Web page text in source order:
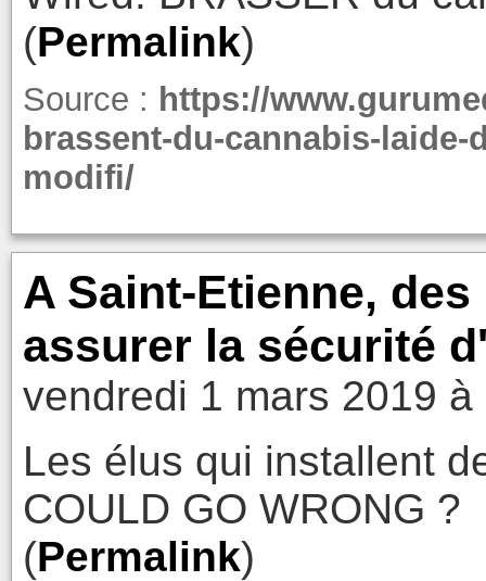
(Permalink)
Source : https://
brassent-du-cannabis-
modifi/
A Saint-Etienne,
assurer la sécurité
vendredi 1 mars 2019 à
Les élus qui installent
COULD GO WRONG ?
(Permalink)